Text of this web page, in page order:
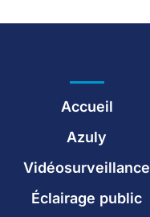
Accueil
Azuly
Vidéosurveillance
Éclairage public